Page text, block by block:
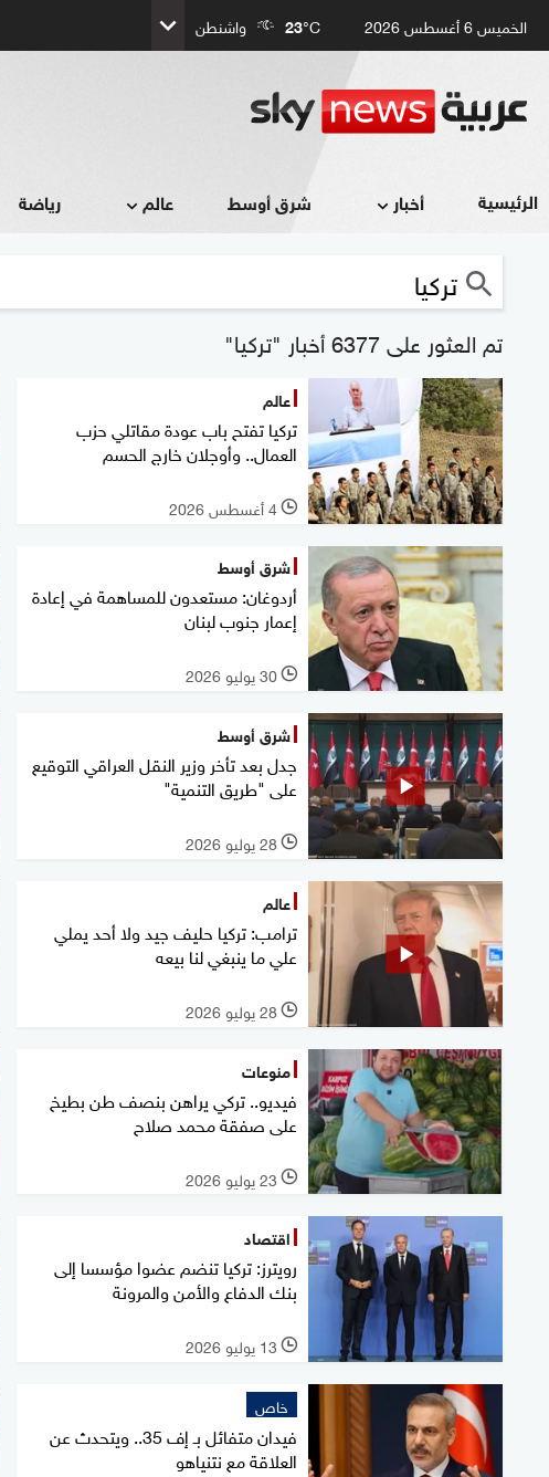
الخميس 6 أغسطس 2026 23°C واشنطن
الرئيسية أخبار شرق أوسط عالم رياضة
تم العثور على 6377 أخبار "تركيا"
عالم
تركيا تفتح باب عودة مقاتلي حزب
العمال.. وأوجلان خارج الحسم
l 4 أغسطس 2026
شرق أوسط
أردوغان: مستعدون للمساهمة في إعادة
إعمار جنوب لبنان
l 30 يوليو 2026
شرق أوسط
جدل بعد تأخر وزير النقل العراقي التوقيع
على "طريق التنمية"
l 28 يوليو 2026
عالم
ترامب: تركيا حليف جيد ولا أحد يملي
علي ما ينبغي لنا بيعه
l 28 يوليو 2026
منوعات
فيديو.. تركي يراهن بنصف طن بطيخ
على صفقة محمد صلاح
l 23 يوليو 2026
اقتصاد
رويترز: تركيا تنضم عضوا مؤسسا إلى
بنك الدفاع والأمن والمرونة
l 13 يوليو 2026
خاص
فيدان متفائل بـ إف 35.. ويتحدث عن
العلاقة مع نتنياهو